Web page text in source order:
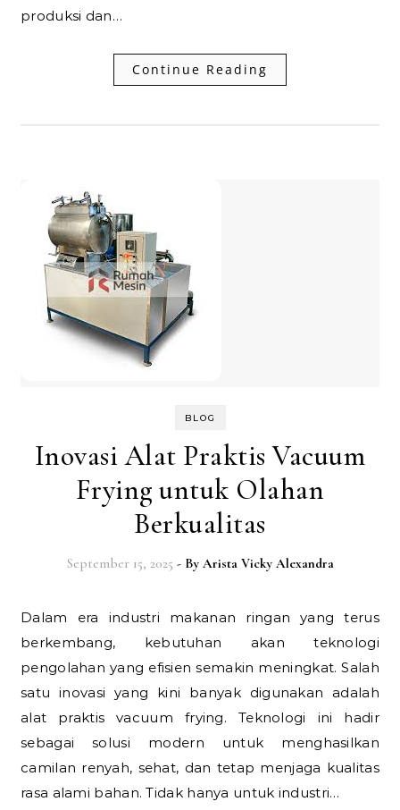
produksi dan…
Continue Reading
BLOG
Inovasi Alat Praktis Vacuum
Frying untuk Olahan
Berkualitas
September 15, 2025 - By Arista Vicky Alexandra
Dalam era industri makanan ringan yang terus
berkembang, kebutuhan akan teknologi
pengolahan yang efisien semakin meningkat. Salah
satu inovasi yang kini banyak digunakan adalah
alat praktis vacuum frying. Teknologi ini hadir
sebagai solusi modern untuk menghasilkan
camilan renyah, sehat, dan tetap menjaga kualitas
rasa alami bahan. Tidak hanya untuk industri…